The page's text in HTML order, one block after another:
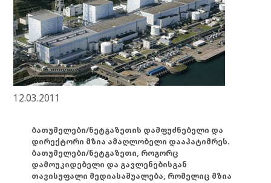
12.03.2011
ბათუმელები/ნეტგაზეთის დამფუძნებელი და
დირექტორი მზია ამაღლობელი დააპატიმრეს.
ბათუმელები/ნეტგაზეთი, როგორც
დამოუკიდებელი და გავლენებისგან
თავისუფალი მედიასაშუალება, რომელიც მზია